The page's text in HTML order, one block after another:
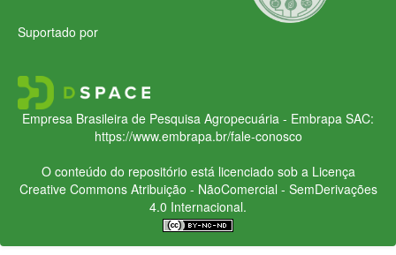
Suportado por
Empresa Brasileira de Pesquisa Agropecuária - Embrapa SAC:
https://www.embrapa.br/fale-conosco
O conteúdo do repositório está licenciado sob a Licença
Creative CommonsAtribuição - NãoComercial - SemDerivações
4.0 Internacional.